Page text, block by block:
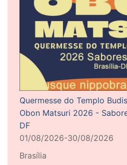
Quermesse do Templo
Obon Matsuri 2026 -
DF
01/08/2026-30/08/2026
Brasília